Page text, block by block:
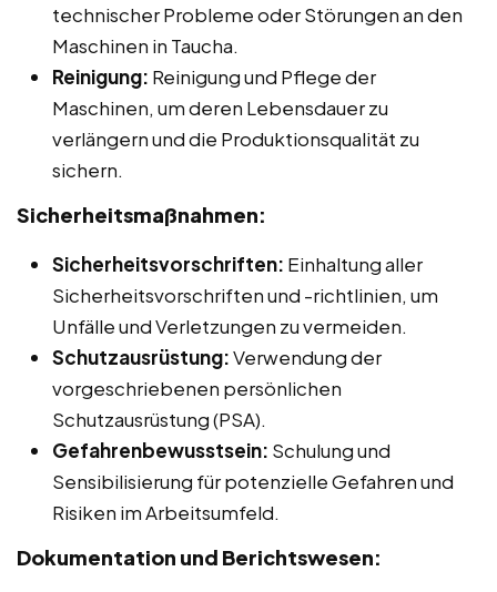
technischer Probleme oder Störungen an den
Maschinen in Taucha.
Reinigung: Reinigung und Pflege der
Maschinen, um deren Lebensdauer zu
verlängern und die Produktionsqualität zu
sichern.
Sicherheitsmaßnahmen:
Sicherheitsvorschriften: Einhaltung aller
Sicherheitsvorschriften und -richtlinien, um
Unfälle und Verletzungen zu vermeiden.
Schutzausrüstung:Verwendung der
vorgeschriebenen persönlichen
Schutzausrüstung (PSA).
Gefahrenbewusstsein: Schulung und
Sensibilisierung für potenzielle Gefahren und
Risiken im Arbeitsumfeld.
Dokumentation und Berichtswesen: